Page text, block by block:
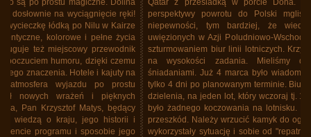
Qatar z przesiadką w porcie Doha. Oczywiście lotnisko zamknięte,
perspektywy powrotu do Polski mgliste. Siadły nastroje z powodu
niepewności, tym bardziej, że wiedziliśmy o tysiącach Polaków
uwięzionych w Azji Poludniowo-Wschodniej, koczowaniu na lotniskach,
szturmowaniem biur linii lotniczych. Krzysztof Matys i jego biuro stanęło
na wysokości zadania. Mieliśmy dobry hotel, ze znakomitymi
śniadaniami. Już 4 marca było wiadomo, że odlecimy Lotem 12 marca
tylko 4 dni po planowanym terminie. Biuro upchnęło nas, wszystkich bez
dzielenia, na jeden lot, który wczoraj tj. 12 marca doszedł do skutku. Nie
było żadnego koczowania na lotnisku. Lot "repatriacyjny" odbył się bez
przeszkód. Należy wrzucić kamyk do ogródka Lotu. Linie bez skrupułów
wykorzystały sytuację i sobie od "repatriantów" zażyczyły za lot w jedną